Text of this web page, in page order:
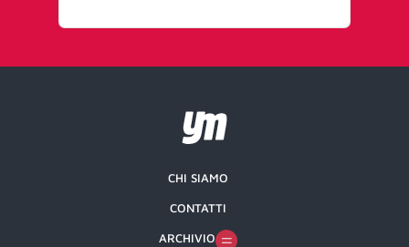
CHI SIAMO
CONTATTI
ARCHIVIO